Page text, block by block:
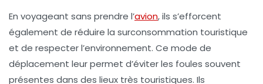
En voyageant sans prendre l’avion, ils s’efforcent
également de réduire la surconsommation touristique
et de respecter l’environnement. Ce mode de
déplacement leur permet d’éviter les foules souvent
présentes dans des lieux très touristiques. Ils